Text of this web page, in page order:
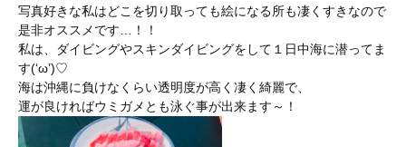
写真好きな私はどこを切り取っても絵になる所も凄くすきなので
是非オススメです…！！
私は、ダイビングやスキンダイビングをして１日中海に潜ってま
す(‘ω’)♡
海は沖縄に負けなくらい透明度が高く凄く綺麗で、
運が良ければウミガメとも泳ぐ事が出来ます～！